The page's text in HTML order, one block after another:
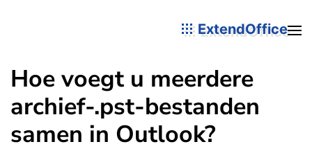
ExtendOffice
Hoe voegt u meerdere
archief-.pst-bestanden
samen in Outlook?